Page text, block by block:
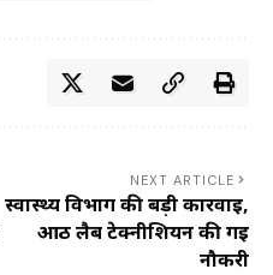
NEXT ARTICLE
स्वास्थ्य विभाग की बड़ी कार्रवाई,
आठ लैब टेक्नीशियन की गई
नौकरी